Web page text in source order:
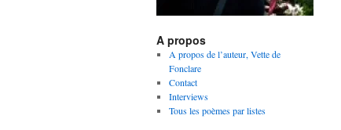
A propos
A propos de l’auteur, Vette de
Fonclare
Contact
Interviews
Tous les poèmes par listes